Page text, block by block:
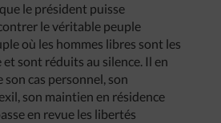
le président puisse
le véritable peuple
où les hommes libres sont les
sont réduits au silence. Il en
cas personnel, son
son maintien en résidence
en revue les libertés